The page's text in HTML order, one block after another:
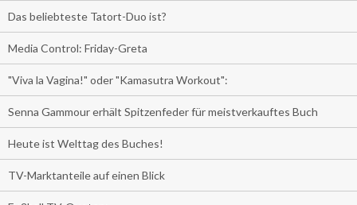
Das beliebteste Tatort-Duo ist?
Media Control: Friday-Greta
"Viva la Vagina!" oder "Kamasutra Workout":
Senna Gammour erhält Spitzenfeder für meistverkauftes Buch
Heute ist Welttag des Buches!
TV-Marktanteile auf einen Blick